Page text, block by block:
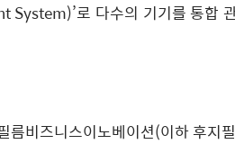
로 다수의 기기를 통합
름비즈니스이노베이션(이하 후